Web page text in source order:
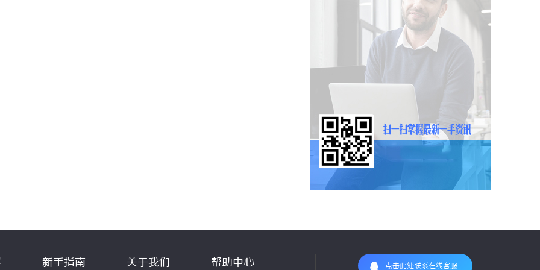
新手指南 关于我们 帮助中心 点击此处联系在线客服